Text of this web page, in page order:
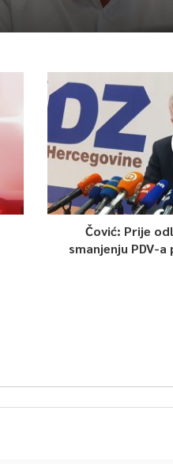
Čović: Prije
smanjenju PDV-